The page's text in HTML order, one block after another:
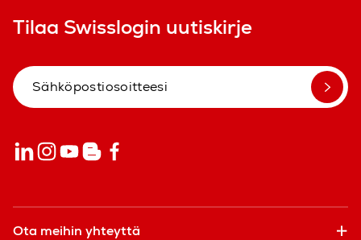
Tilaa Swisslogin uutiskirje
Ota meihin yhteyttä